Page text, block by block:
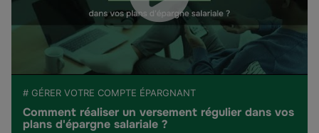
# GÉRER VOTRE COMPTE ÉPARGNANT
Comment réaliser un versement régulier dans vos
plans d'épargne salariale ?